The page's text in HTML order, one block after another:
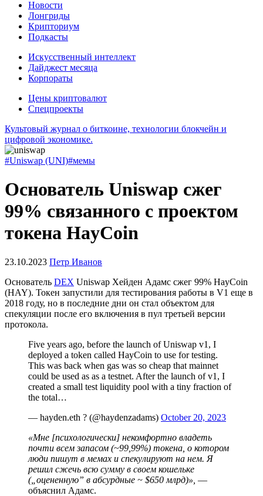
Новости
Лонгриды
Крипториум
Подкасты
Искусственный интеллект
Дайджест месяца
Корпораты
Цены криптовалют
Спецпроекты
Культовый журнал о биткоине, технологии блокчейн и
цифровой экономике.
#Uniswap (UNI)#мемы
Основатель Uniswap сжег
99% связанного с проектом
токена HayCoin
23.10.2023 Петр Иванов
Основатель DEX Uniswap Хейден Адамс сжег 99% HayCoin
(HAY). Токен запустили для тестирования работы в V1 еще в
2018 году, но в последние дни он стал объектом для
спекуляции после его включения в пул третьей версии
протокола.
Five years ago, before the launch of Uniswap v1, I
deployed a token called HayCoin to use for testing.
This was back when gas was so cheap that mainnet
could be used as as a testnet. After the launch of v1, I
created a small test liquidity pool with a tiny fraction of
the total…
— hayden.eth ? (@haydenzadams) October 20, 2023
«Мне [психологически] некомфортно владеть
почти всем запасом (~99,99%) токена, о котором
люди пишут в мемах и спекулируют на нем. Я
решил сжечь всю сумму в своем кошельке
(„ оцененную” в абсурдные ~ $650 млрд)», —
объяснил Адамс.